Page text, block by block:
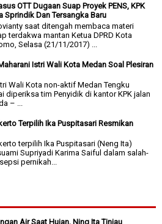
OTT Dugaan Suap Proyek PENS, KPK
Sprindik Dan Tersangka Baru
saat ditengah membaca materi
terdakwa mantan Ketua DPRD Kota
Selasa (21/11/2017) ...
Istri Wali Kota Medan Soal Plesiran
Wali Kota non-aktif Medan Tengku
diperiksa tim Penyidik di kantor KPK jalan
– ...
Terpilih Ika Puspitasari Resmikan
terpilih Ika Puspitasari (Neng Ita)
Supriyadi Karima Saiful dalam salah-
pernikah...
Air Saat Hujan, Ning Ita Tinjau